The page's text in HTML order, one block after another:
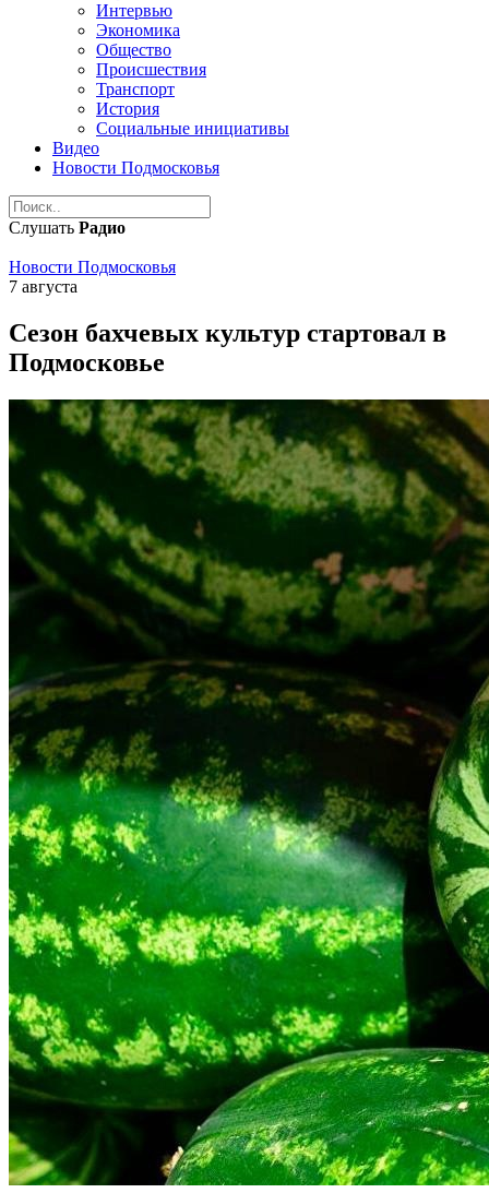
Интервью
Экономика
Общество
Происшествия
Транспорт
История
Социальные инициативы
Видео
Новости Подмосковья
Слушать Радио
Новости Подмосковья
7 августа
Сезон бахчевых культур стартовал в
Подмосковье